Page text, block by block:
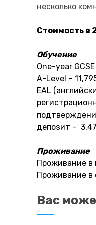
несколько
Стоимость в
Обучение
One-year
A-Level –
EAL
депозит –
Проживание
Проживание в
Проживание в
Вас